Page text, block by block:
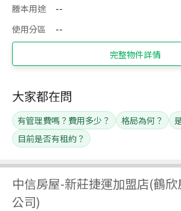
謄本用途
--
使用分區
--
完整物件詳情
中信房屋-新莊捷運加盟店(鶴
公司)
大家都在問
有管理費嗎？費用多少？ 格局為何？
目前是否有租約？